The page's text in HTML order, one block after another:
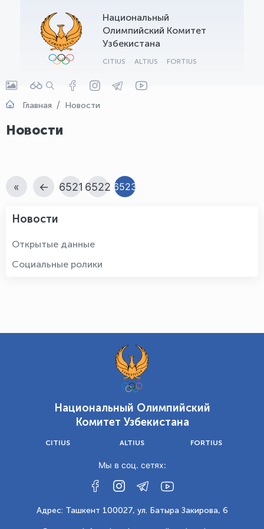
Национальный
Олимпийский Комитет
Узбекистана
CITIUS ALTIUS FORTIUS
Главная Новости
Новости
« ← 6521 6522 6523
Новости
Открытые данные
Социальные ролики
Национальный Олимпийский
Комитет Узбекистана
CITIUS ALTIUS FORTIUS
Мы в соц. сетях:
Адрес: Ташкент 100027, ул. Батыра Закирова, 6
OLYMPCHIK AI - yordamchi
Онлайн · olympic.uz